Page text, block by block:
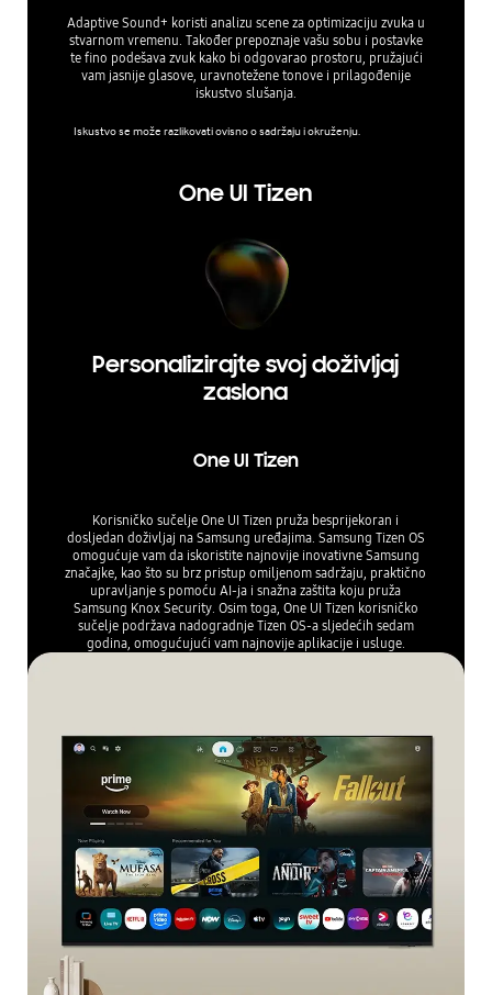
Adaptive Sound+ koristi analizu scene za optimizaciju zvuka u
stvarnom vremenu. Također prepoznaje vašu sobu i postavke
te fino podešava zvuk kako bi odgovarao prostoru, pružajući
vam jasnije glasove, uravnotežene tonove i prilagođenije
iskustvo slušanja.
Iskustvo se može razlikovati ovisno o sadržaju i okruženju.
One UI Tizen
Personalizirajte svoj doživljaj
zaslona
One UI Tizen
Korisničko sučelje One UI Tizen pruža besprijekoran i
dosljedan doživljaj na Samsung uređajima. Samsung Tizen OS
omogućuje vam da iskoristite najnovije inovativne Samsung
značajke, kao što su brz pristup omiljenom sadržaju, praktično
upravljanje s pomoću AI-ja i snažna zaštita koju pruža
Samsung Knox Security. Osim toga, One UI Tizen korisničko
sučelje podržava nadogradnje Tizen OS-a sljedećih sedam
godina, omogućujući vam najnovije aplikacije i usluge.